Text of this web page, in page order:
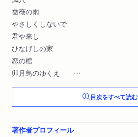
薔薇の雨
やさしくしないで
君や来し
ひなげしの家
恋の棺
卯月鳥のゆくえ
解説 はるな檸檬
目次をすべて読む
著作者プロフィール